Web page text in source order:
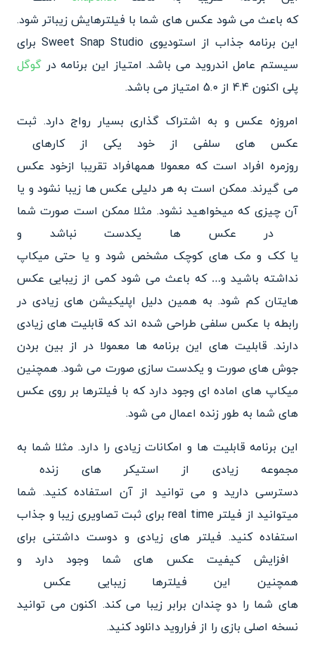
که باعث می شود عکس های شما با فیلترهایش زیباتر شود.
این برنامه جذاب از استودیوی Sweet Snap Studio برای
سیستم عامل اندروید می باشد. امتیاز این برنامه در گوگل
پلی اکنون 4.4 از 5.0 امتیاز می باشد.
امروزه عکس و به اشتراک گذاری بسیار رواج دارد. ثبت
عکس های سلفی از خود یکی از کارهای
روزمره افراد است که معمولا همهافراد تقریبا ازخود عکس
می گیرند. ممکن است به هر دلیلی عکس ها زیبا نشود و یا
آن چیزی که میخواهید نشود. مثلا ممکن است صورت شما
در عکس ها یکدست نباشد و
یا کک و مک های کوچک مشخص شود ویا حتی میکاپ
نداشته باشید و… که باعث می شود کمی از زیبایی عکس
هایتان کم شود. به همین دلیل اپلیکیشن های زیادی در
رابطه با عکس سلفی طراحی شده اند که قابلیت های زیادی
دارند. قابلیت های این برنامه ها معمولا در از بین بردن
جوش های صورت و یکدست سازی صورت می شود. همچنین
میکاپ های اماده ای‌ وجود دارد که با فیلترها بر روی عکس
های شما به طور زنده اعمال می شود.
این برنامه قابلیت ها و امکاناتزیادی را دارد. مثلا شما به
مجموعه زیادی از استیکر های زنده
دسترسی دارید و می توانید از آناستفاده کنید. شما
میتوانید از
فیلتر real time برای ثبت تصاویری زیبا و جذاب
استفاده کنید. فیلتر های زیادی و دوست داشتنی برای
افزایش کیفیت عکس های شما وجود دارد و
همچنین این فیلترها زیبایی عکس
های شما را دو چندان برابر زیبا می کند. اکنون می توانید
نسخه اصلی بازی را از فراروید دانلود کنید.